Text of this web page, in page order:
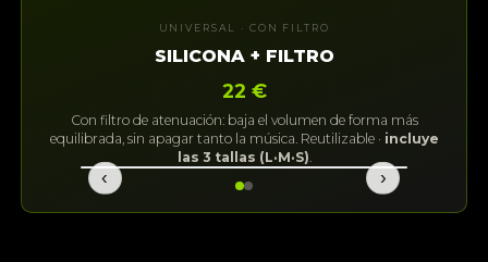
UNIVERSAL · CON FILTRO
SILICONA + FILTRO
22 €
Con filtro de atenuación: baja el volumen de forma más
equilibrada, sin apagar tanto la música. Reutilizable · incluye
las 3 tallas (L·M·S).
‹ ›